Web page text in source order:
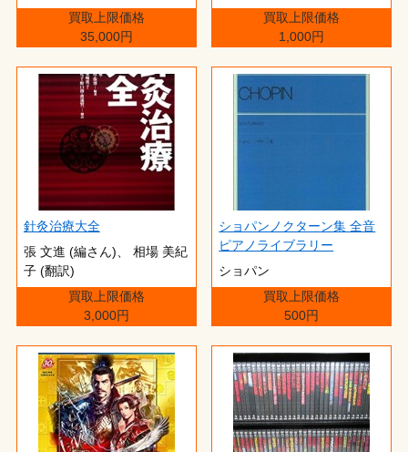
買取上限価格
35,000円
買取上限価格
1,000円
針灸治療大全
張 文進 (編さん)、 相場 美紀
子 (翻訳)
買取上限価格
3,000円
ショパンノクターン集 全音
ピアノライブラリー
ショパン
買取上限価格
500円